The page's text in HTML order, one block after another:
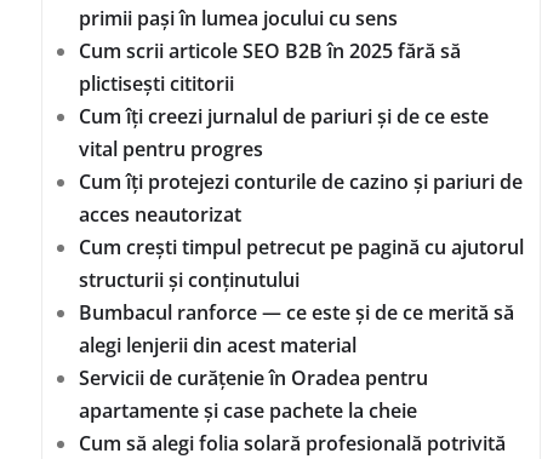
primii pași în lumea jocului cu sens
Cum scrii articole SEO B2B în 2025 fără să
plictisești cititorii
Cum îți creezi jurnalul de pariuri și de ce este
vital pentru progres
Cum îți protejezi conturile de cazino și pariuri de
acces neautorizat
Cum crești timpul petrecut pe pagină cu ajutorul
structurii și conținutului
Bumbacul ranforce — ce este și de ce merită să
alegi lenjerii din acest material
Servicii de curățenie în Oradea pentru
apartamente și case pachete la cheie
Cum să alegi folia solară profesională potrivită